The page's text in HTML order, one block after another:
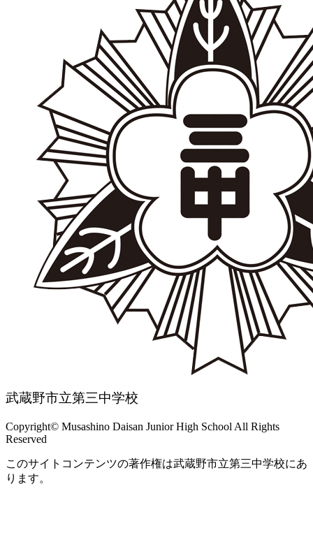
武蔵野市立第三中学校
Copyright© Musashino Daisan Junior High School All Rights
Reserved
このサイトコンテンツの著作権は武蔵野市立第三中学校にあ
ります。